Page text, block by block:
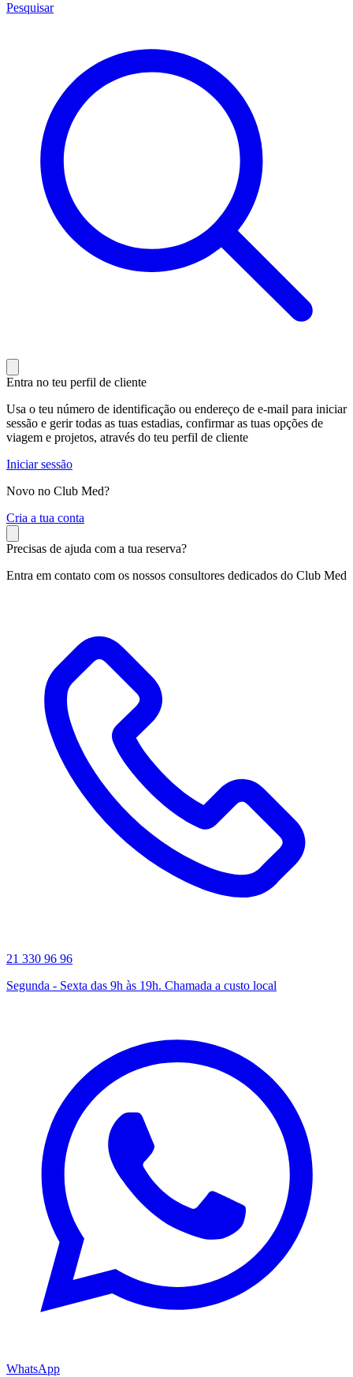
Pesquisar
Entra no teu perfil de cliente
Usa o teu número de identificação ou endereço de e-mail para iniciar
sessão e gerir todas as tuas estadias, confirmar as tuas opções de
viagem e projetos, através do teu perfil de cliente
Iniciar sessão
Novo no Club Med?
Cria a tua conta
Precisas de ajuda com a tua reserva?
Entra em contato com os nossos consultores dedicados do Club Med
21 330 96 96
Segunda - Sexta das 9h às 19h. Chamada a custo local
WhatsApp